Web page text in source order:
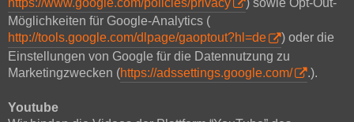
Möglichkeiten für Google-Analytics (
http://tools.google.com/dlpage/gaoptout?hl=de
) oder die
Einstellungen von Google für die Datennutzung zu
Marketingzwecken (https://adssettings.google.com/ .).
Youtube